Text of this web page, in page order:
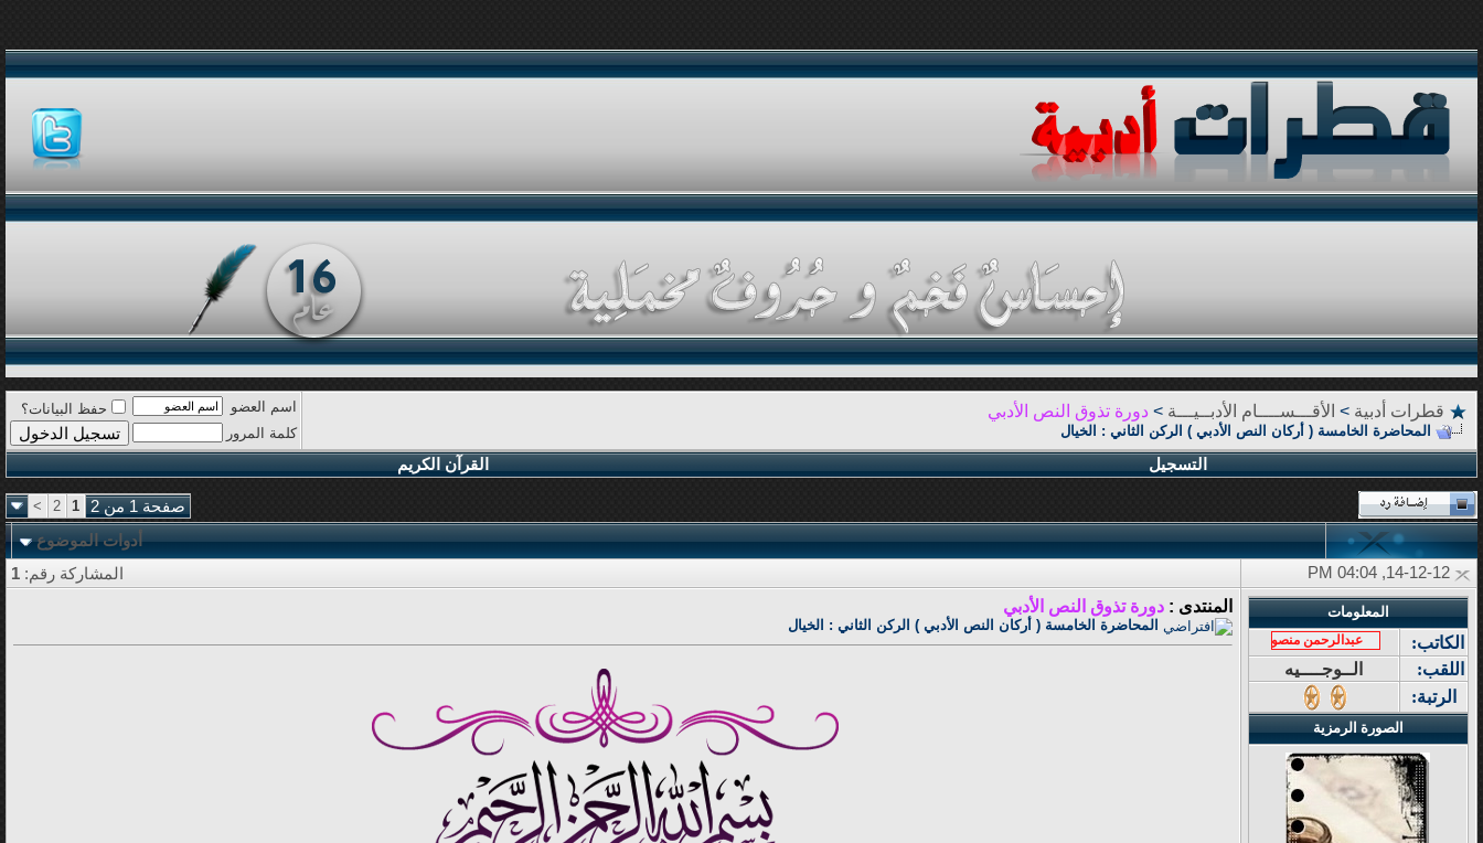
قطرات أدبية > الأقـــســــام الأدبــيـــة > دورة تذوق النص الأدبي
المحاضرة الخامسة ( أركان النص الأدبي ) الركن الثاني : الخيال
اسم العضو
حفظ البيانات؟
كلمة المرور
التسجيل القرآن الكريم
صفحة 1 من 2 1
2
>
أدوات الموضوع
المشاركة رقم: 1
المعلومات
الكاتب: عبدالرحمن منصور
اللقب:
الــوجــــيه
الرتبة:
الصورة الرمزية
المنتدى : دورة تذوق النص الأدبي
المحاضرة الخامسة ( أركان النص الأدبي ) الركن الثاني : الخيال